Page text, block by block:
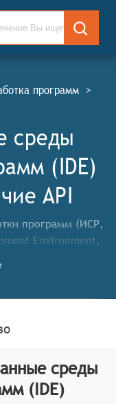
программ >
среды
(IDE)
API
программ (ИСР,
Environment,
программного
Соваре
критерии
представленными
среды
(IDE)